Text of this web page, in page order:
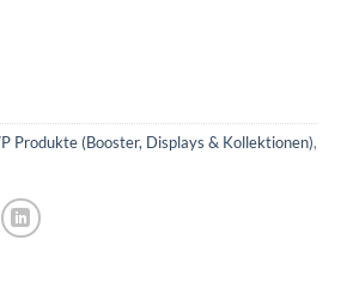
Produkte (Booster, Displays & Kollektionen),